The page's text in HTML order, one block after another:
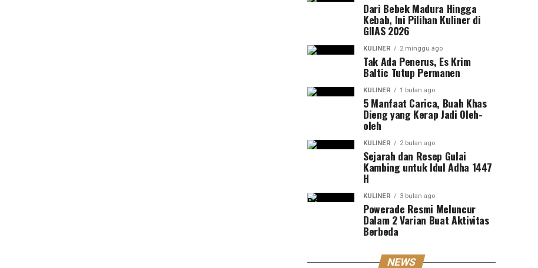
Dari Bebek Madura Hingga
Kebab, Ini Pilihan Kuliner di
GIIAS 2026
KULINER 2 minggu ago
Tak Ada Penerus, Es Krim
Baltic Tutup Permanen
KULINER 1 bulan ago
5 Manfaat Carica, Buah Khas
Dieng yang Kerap Jadi Oleh-
oleh
KULINER 2 bulan ago
Sejarah dan Resep Gulai
Kambing untuk Idul Adha 1447
H
KULINER 3 bulan ago
Powerade Resmi Meluncur
Dalam 2 Varian Buat Aktivitas
Berbeda
NEWS